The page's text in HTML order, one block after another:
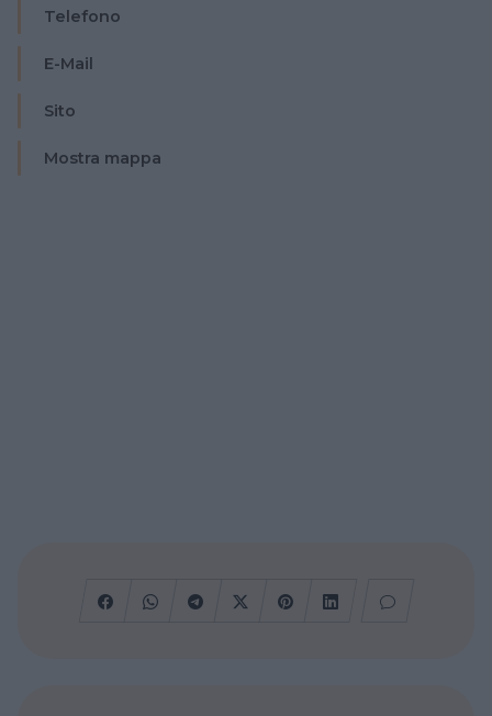
Telefono
E-Mail
Sito
Mostra mappa